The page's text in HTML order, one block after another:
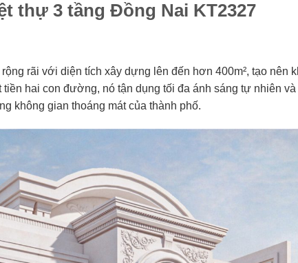
thự 3 tầng Đồng Nai KT2327
rãi với diện tích xây dựng lên đến hơn 400m², tạo nên
hai con đường, nó tận dụng tối đa ánh sáng tự nhiên và
không gian thoáng mát của thành phố.